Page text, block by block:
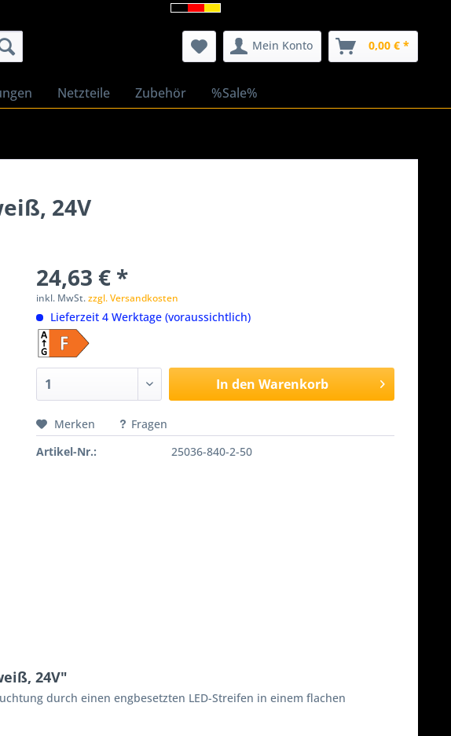
Mein Konto 0,00 € *
Netzteile Zubehör %Sale%
24V
24,63 € *
inkl. MwSt.zzgl. Versandkosten
Lieferzeit 4 Werktage (voraussichtlich)
In den Warenkorb
Merken
Fragen
Artikel-Nr.:
25036-840-2-50
24V"
durch einen engbesetzten LED-Streifen in einem flachen